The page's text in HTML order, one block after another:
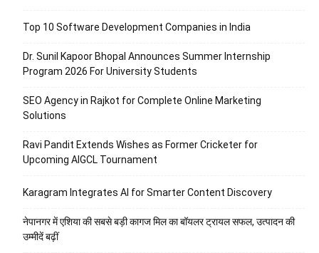
Top 10 Software Development Companies in India
Dr. Sunil Kapoor Bhopal Announces Summer Internship
Program 2026 For University Students
SEO Agency in Rajkot for Complete Online Marketing
Solutions
Ravi Pandit Extends Wishes as Former Cricketer for
Upcoming AIGCL Tournament
Karagram Integrates AI for Smarter Content Discovery
नेपानगर में एशिया की सबसे बड़ी कागज मिल का बॉयलर ट्रायल सफल, उत्पादन की
उम्मीदें बढ़ीं